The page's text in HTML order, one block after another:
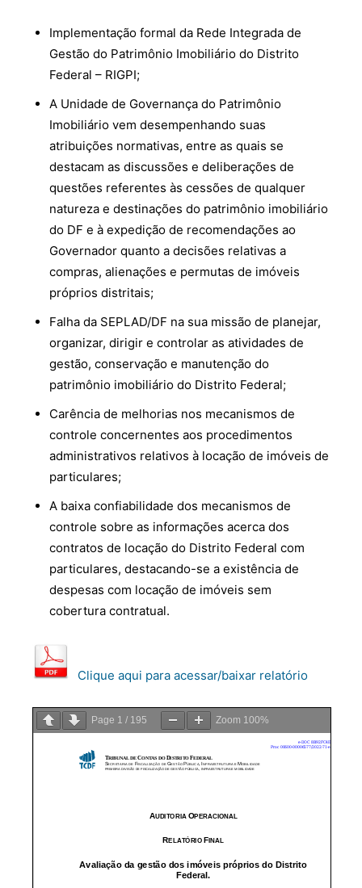
Implementação formal da Rede Integrada de
Gestão do Patrimônio Imobiliário do Distrito
Federal – RIGPI;
A Unidade de Governança do Patrimônio
Imobiliário vem desempenhando suas
atribuições normativas, entre as quais se
destacam as discussões e deliberações de
questões referentes às cessões de qualquer
natureza e destinações do patrimônio imobiliário
do DF e à expedição de recomendações ao
Governador quanto a decisões relativas a
compras, alienações e permutas de imóveis
próprios distritais;
Falha da SEPLAD/DF na sua missão de planejar,
organizar, dirigir e controlar as atividades de
gestão, conservação e manutenção do
patrimônio imobiliário do Distrito Federal;
Carência de melhorias nos mecanismos de
controle concernentes aos procedimentos
administrativos relativos à locação de imóveis de
particulares;
A baixa confiabilidade dos mecanismos de
controle sobre as informações acerca dos
contratos de locação do Distrito Federal com
particulares, destacando-se a existência de
despesas com locação de imóveis sem
cobertura contratual.
Clique aqui para acessar/baixar relatório
Page 1 / 195 Zoom 100%